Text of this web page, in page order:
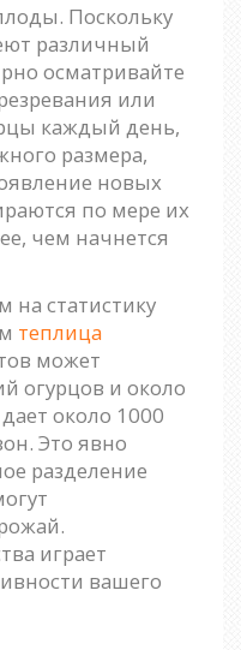
Поскольку
различный
осматривайте
или
каждый день,
размера,
новых
по мере их
чем начнется
на статистику
теплица
может
огурцов и около
около 1000
Это явно
разделение
играет
вашего